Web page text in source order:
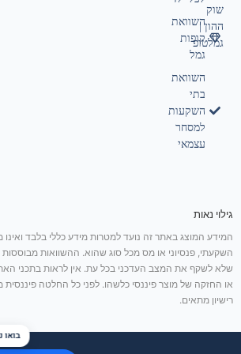
השוואת
קופות
גמל
השוואת
בתי
השקעות
למסחר
עצמאי
שוק
ההון |
גמלטופ
גילוי נאות
המידע המוצג באתר זה נועד למטרות מידע כללי בלבד ואינו
השקעתי, פנסיוני או מס מכל סוג שהוא. ההשוואות מבוססות
שלא לשקף את המצב העדכני בכל עת. אין לראות בתכני
או החזקה של מוצר פיננסי כלשהו. לפני כל החלטה
רישיון מתאים.